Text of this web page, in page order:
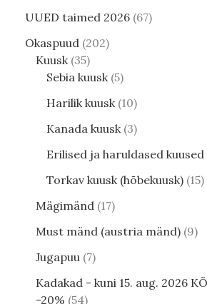
UUED taimed 2026 67
Okaspuud 202
Kuusk 35
Sebia kuusk 5
Harilik kuusk 10
Kanada kuusk 3
Erilised ja haruldased kuused
Torkav kuusk (hõbekuusk) 15
Mägimänd 17
Must mänd (austria mänd) 9
Jugapuu 7
Kadakad - kuni 15. aug. 2026
-20% 54